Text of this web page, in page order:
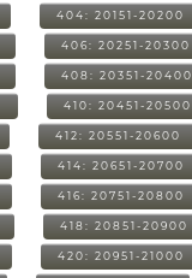
404: 20151-20200
406: 20251-20300
408: 20351-20400
410: 20451-20500
412: 20551-20600
414: 20651-20700
416: 20751-20800
418: 20851-20900
420: 20951-21000